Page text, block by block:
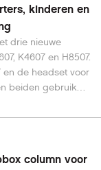
kinderen en
drie nieuwe
K4607 en H8507.
en de headset voor
beiden gebruik
terwijl de
is voor zowel
column voor